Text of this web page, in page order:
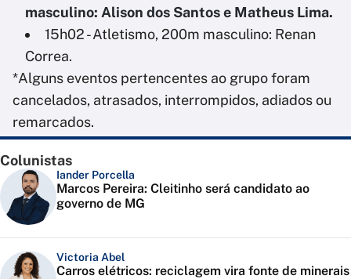
masculino: Alison dos Santos e Matheus Lima.
15h02 - Atletismo, 200m masculino: Renan
Correa.
*Alguns eventos pertencentes ao grupo foram
cancelados, atrasados, interrompidos, adiados ou
remarcados.
Colunistas
Iander Porcella
Marcos Pereira: Cleitinho será candidato ao
governo de MG
Victoria Abel
Carros elétricos: reciclagem vira fonte de minerais